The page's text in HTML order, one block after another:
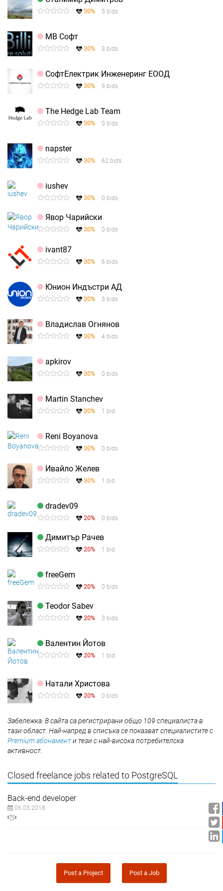
30% 5 bids
МВ Софт
30% 3 bids
СофтЕлектрик Инженеринг ЕООД
30% 9 bids
The Hedge Lab Team
30% 0 bids
napster
30% 62 bids
iushev
30% 0 bids
Явор Чарийски
30% 0 bids
ivant87
30% 6 bids
Юнион Индъстри АД
30% 3 bids
Владислав Огнянов
30% 4 bids
apkirov
30% 0 bids
Martin Stanchev
30% 1 bid
Reni Boyanova
30% 0 bids
Ивайло Желев
30% 1 bid
dradev09
20% 0 bids
Димитър Рачев
20% 1 bid
freeGem
20% 0 bids
Teodor Sabev
20% 3 bids
Валентин Йотов
20% 1 bid
Натали Христова
20% 0 bids
Забележка: В сайта са регистрирани общо 109 специалиста в
тази област. Най-напред в списъка се показват специалистите с
Premium абонаменти тези с най-висока потребителска
активност.
Closed freelance jobs related to PostgreSQL
Back-end developer
06.03.2018
Post a Project Post a Job